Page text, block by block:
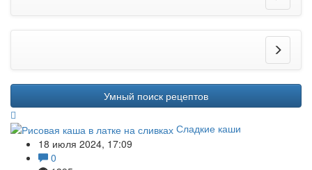
Умный поиск рецептов
Сладкие каши
18 июля 2024, 17:09
0